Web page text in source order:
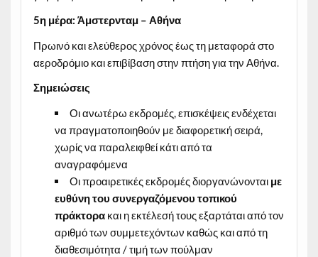
5η μέρα: Άμστερνταμ – Αθήνα
Πρωινό και ελεύθερος χρόνος έως τη μεταφορά στο
αεροδρόμιο και επιβίβαση στην πτήση για την Αθήνα.
Σημειώσεις
Οι ανωτέρω εκδρομές, επισκέψεις ενδέχεται
να πραγματοποιηθούν με διαφορετική σειρά,
χωρίς να παραλειφθεί κάτι από τα
αναγραφόμενα
Οι προαιρετικές εκδρομές διοργανώνονται με
ευθύνη του συνεργαζόμενου τοπικού
πράκτορακαι η εκτέλεσή τους εξαρτάται από τον
αριθμό των συμμετεχόντων καθώς και από τη
διαθεσιμότητα / τιμή των πούλμαν